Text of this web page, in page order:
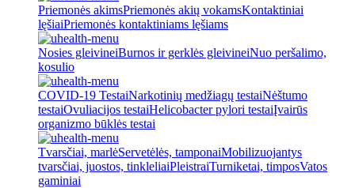
Priemonės akimsPriemonės akių vokamsKontaktiniai
lęšiaiPriemonės kontaktiniams lęšiams
Nosies gleivineiBurnos ir gerklės gleivineiNuo peršalimo,
kosulio
COVID-19 TestaiNarkotinių medžiagų testaiNėštumo
testaiOvuliacijos testaiHelicobacter pylori testaiĮvairūs
organizmo būklės testai
Tvarsčiai, marlėServetėlės, tamponaiMobilizuojantys
tvarsčiai, juostos, tinkleliaiPleistraiTurniketai, timposVatos
gaminiai